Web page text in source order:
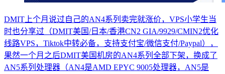
DMIT上个月说过自己的AN4系列卖完就涨价，VPS小学生当
时也分享过（DMIT美国/日本/香港CN2 GIA/9929/CMIN2优化
线路VPS，Tiktok中转必备，支持支付宝/微信支付/Paypal），
果然一个月之后DMIT美国机房的AN4系列全部下架，换成了
AN5系列处理器（AN4是AMD EPYC 9005处理器，AN5是